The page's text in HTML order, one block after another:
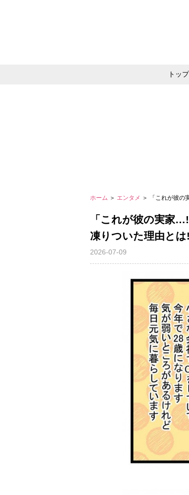
トップ
ホーム ＞ エンタメ ＞ 「これが彼の
「これが彼の実家
凍りついた理由とは
2026-07-09